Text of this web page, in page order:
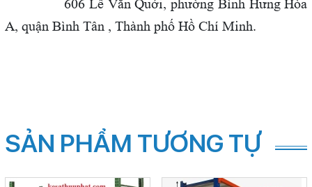
606 Lê Văn Quới, phường Bình Hưng Hòa
A, quận Bình Tân , Thành phố Hồ Chí Minh.
SẢN PHẨM TƯƠNG TỰ